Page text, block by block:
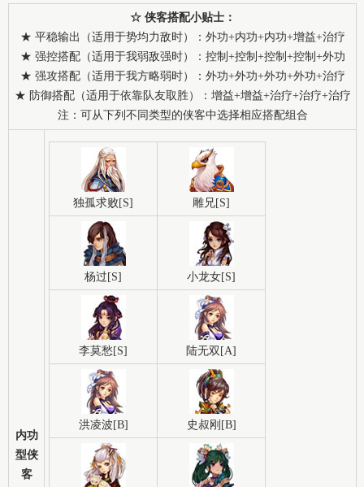
☆ 侠客搭配小贴士：
★ 平稳输出（适用于势均力敌时）：外功+内功+内功+增益+治疗
★ 强控搭配（适用于我弱敌强时）：控制+控制+控制+控制+外功
★ 强攻搭配（适用于我方略弱时）：外功+外功+外功+外功+治疗
★ 防御搭配（适用于依靠队友取胜）：增益+增益+治疗+治疗+治疗
注：可从下列不同类型的侠客中选择相应搭配组合
内功
型侠
客
独孤求败[S] 雕兄[S]
杨过[S] 小龙女[S]
李莫愁[S] 陆无双[A]
洪凌波[B] 史叔刚[B]